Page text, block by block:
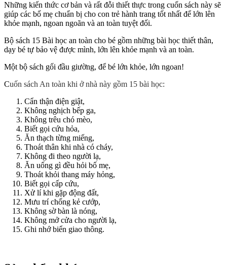
Những kiến thức cơ bản và rất đỗi thiết thực trong cuốn sách này sẽ
giúp các bố mẹ chuẩn bị cho con trẻ hành trang tốt nhất để lớn lên
khỏe mạnh, ngoan ngoãn và an toàn tuyệt đối.
Bộ sách 15 Bài học an toàn cho bé gồm những bài học thiết thân,
dạy bé tự bảo vệ được mình, lớn lên khỏe mạnh và an toàn.
Một bộ sách gối đầu giường, để bé lớn khỏe, lớn ngoan!
Cuốn sách An toàn khi ở nhà này gồm 15 bài học:
Cẩn thận điện giật,
Không nghịch bếp ga,
Không trêu chó mèo,
Biết gọi cứu hỏa,
Ăn thạch từng miếng,
Thoát thân khi nhà có cháy,
Không đi theo người lạ,
Ăn uống gì đều hỏi bố mẹ,
Thoát khỏi thang máy hỏng,
Biết gọi cấp cứu,
Xử lí khi gặp động đất,
Mưu trí chống kẻ cướp,
Không sờ bàn là nóng,
Không mở cửa cho người lạ,
Ghi nhớ biển giao thông.